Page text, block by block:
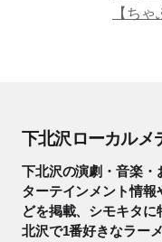
【ちゃ
下北沢ローカルメ
下北沢の演劇・音楽・
ターテインメント情
どを掲載、シモキタ
北沢で1番好きなラー